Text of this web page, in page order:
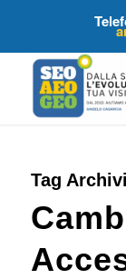
Tag